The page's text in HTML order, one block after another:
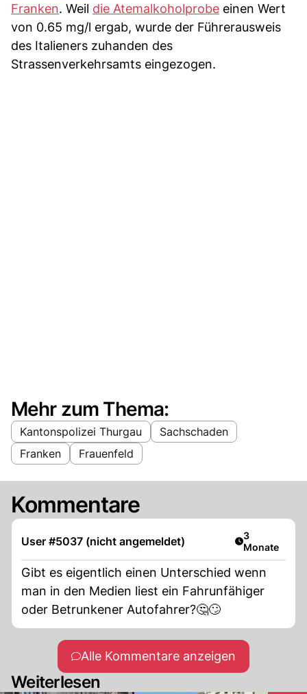
Franken. Weil die Atemalkoholprobe einen Wert
von 0.65 mg/l ergab, wurde der Führerausweis
des Italieners zuhanden des
Strassenverkehrsamts eingezogen.
Mehr zum Thema:
Kantonspolizei Thurgau
Sachschaden
Franken
Frauenfeld
Kommentare
User #5037 (nicht angemeldet) Artikel
3
Monate
Gibt es eigentlich einen Unterschied wenn
man in den Medien liest ein Fahrunfähiger
oder Betrunkener Autofahrer?🤔🙄
Alle Kommentare anzeigen
Weiterlesen